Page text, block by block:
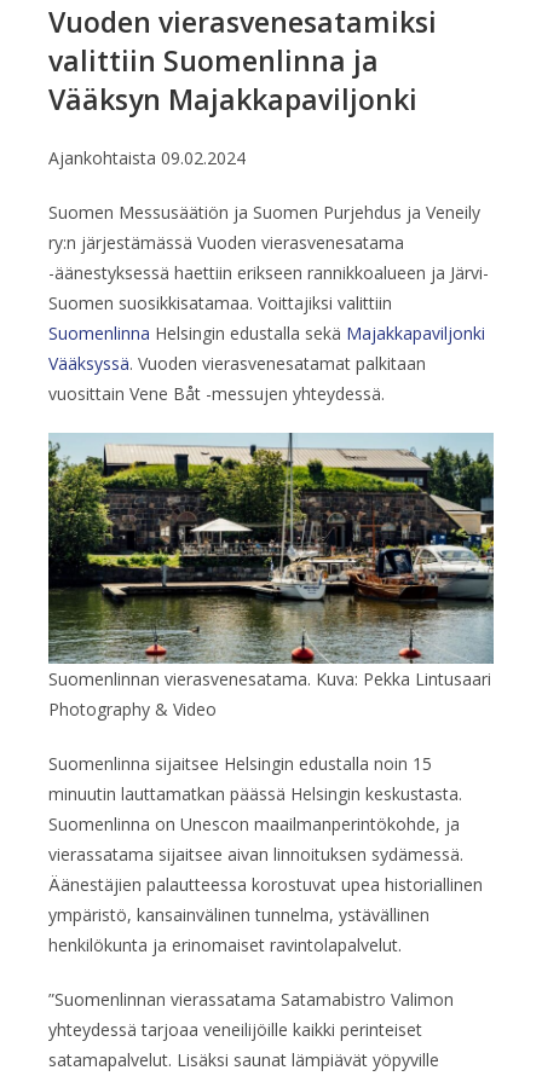
Vuoden vierasvenesatamiksi
valittiin Suomenlinna ja
Vääksyn Majakkapaviljonki
Ajankohtaista 09.02.2024
Suomen Messusäätiön ja Suomen Purjehdus ja Veneily
ry:n järjestämässä Vuoden vierasvenesatama
-äänestyksessä haettiin erikseen rannikkoalueen ja Järvi-
Suomen suosikkisatamaa. Voittajiksi valittiin
Suomenlinna Helsingin edustalla sekä Majakkapaviljonki
Vääksyssä. Vuoden vierasvenesatamat palkitaan
vuosittain Vene Båt -messujen yhteydessä.
Suomenlinnan vierasvenesatama. Kuva: Pekka Lintusaari
Photography & Video
Suomenlinna sijaitsee Helsingin edustalla noin 15
minuutin lauttamatkan päässä Helsingin keskustasta.
Suomenlinna on Unescon maailmanperintökohde, ja
vierassatama sijaitsee aivan linnoituksen sydämessä.
Äänestäjien palautteessa korostuvat upea historiallinen
ympäristö, kansainvälinen tunnelma, ystävällinen
henkilökunta ja erinomaiset ravintolapalvelut.
”Suomenlinnan vierassatama Satamabistro Valimon
yhteydessä tarjoaa veneilijöille kaikki perinteiset
satamapalvelut. Lisäksi saunat lämpiävät yöpyville